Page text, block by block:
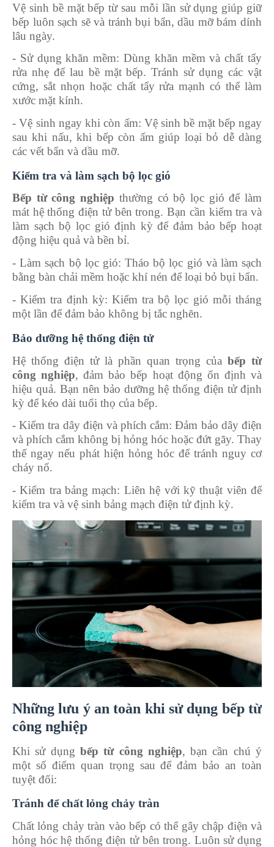
Vệ sinh bề mặt bếp từ sau mỗi lần sử dụng giúp giữ
bếp luôn sạch sẽ và tránh bụi bẩn, dầu mỡ bám dính
lâu ngày.
- Sử dụng khăn mềm: Dùng khăn mềm và chất tẩy
rửa nhẹ để lau bề mặt bếp. Tránh sử dụng các vật
cứng, sắt nhọn hoặc chất tẩy rửa mạnh có thể làm
xước mặt kính.
-Vệ sinh ngay khi còn ấm: Vệ sinh bề mặt bếp ngay
sau khi nấu, khi bếp còn ấm giúp loại bỏ dễ dàng
các vết bẩn và dầu mỡ.
Kiểm tra và làm sạch bộ lọc gió
Bếp từ công nghiệp thường có bộ lọc gió để làm
mát hệ thống điện tử bên trong. Bạn cần kiểm tra và
làm sạch bộ lọc gió định kỳ để đảm bảo bếp hoạt
động hiệu quả và bền bỉ.
-Làm sạch bộ lọc gió: Tháo bộ lọc gió và làm sạch
bằng bàn chải mềm hoặc khí nén để loại bỏ bụi bẩn.
-Kiểm tra định kỳ: Kiểm tra bộ lọc gió mỗi tháng
một lần để đảm bảo không bị tắc nghẽn.
Bảo dưỡng hệ thống điện tử
Hệ thống điện tử là phần quan trọng của bếp từ
công nghiệp, đảm bảo bếp hoạt động ổn định và
hiệu quả. Bạn nên bảo dưỡng hệ thống điện tử định
kỳ để kéo dài tuổi thọ của bếp.
-Kiểm tra dây điện và phích cắm: Đảm bảo dây điện
và phích cắm không bị hỏng hóc hoặc đứt gãy. Thay
thế ngay nếu phát hiện hỏng hóc để tránh nguy cơ
cháy nổ.
-Kiểm tra bảng mạch: Liên hệ với kỹ thuật viên để
kiểm tra và vệ sinh bảng mạch điện tử định kỳ.
Những lưu ý an toàn khi sử dụng bếp từ
công nghiệp
Khi sử dụng bếp từ công nghiệp, bạn cần chú ý
một số điểm quan trọng sau để đảm bảo an toàn
tuyệt đối:
Tránh để chất lỏng chảy tràn
Chất lỏng chảy tràn vào bếp có thể gây chập điện và
hỏng hóc hệ thống điện tử bên trong. Luôn sử dụng